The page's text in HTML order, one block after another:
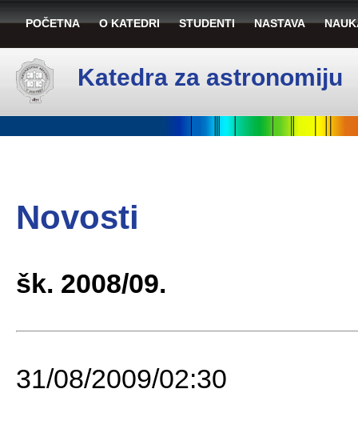
POČETNA O KATEDRI STUDENTI NASTAVA
Katedra za astronomiju
Novosti
šk. 2008/09.
31/08/2009/02:30